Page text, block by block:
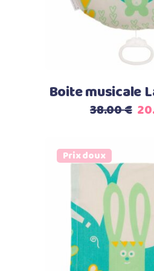
Boite musicale
38.00€ Le
Prix doux
Ajouter au